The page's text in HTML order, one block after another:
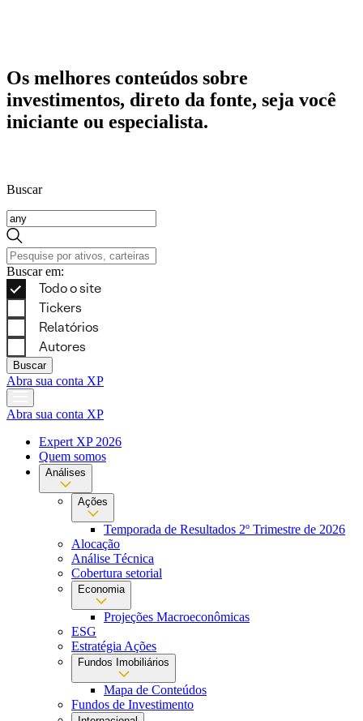
Os melhores conteúdos sobre
investimentos, direto da fonte, seja você
iniciante ou especialista.
Buscar
Buscar em:
Buscar
Abra sua conta XP
Abra sua conta XP
Expert XP 2026
Quem somos
Análises
Ações
Temporada de Resultados 2º Trimestre de 2026
Alocação
Análise Técnica
Cobertura setorial
Economia
Projeções Macroeconômicas
ESG
Estratégia Ações
Fundos Imobiliários
Mapa de Conteúdos
Fundos de Investimento